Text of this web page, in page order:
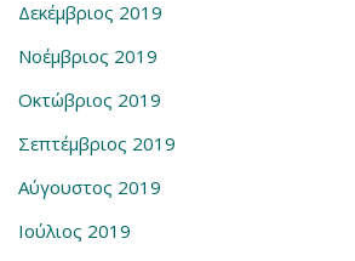
Δεκέμβριος 2019
Νοέμβριος 2019
Οκτώβριος 2019
Σεπτέμβριος 2019
Αύγουστος 2019
Ιούλιος 2019